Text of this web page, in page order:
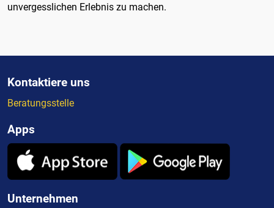
unvergesslichen Erlebnis zu machen.
Kontaktiere uns
Beratungsstelle
Apps
Unternehmen